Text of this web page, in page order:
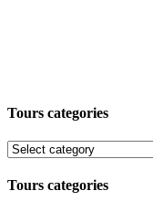
Tours categories
Tours categories